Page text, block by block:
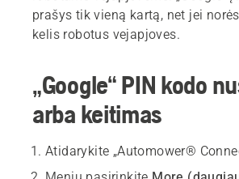
prašys tik vieną kartą, net jei
kelis robotus vejapjoves.
„Google“ PIN kodo
arba keitimas
Atidarykite „Automower®